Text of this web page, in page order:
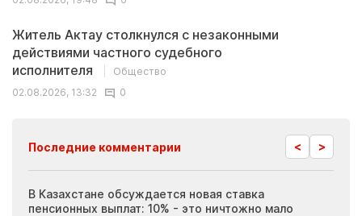
Житель Актау столкнулся с незаконными
действиями частного судебного
исполнителя
Общество
02.08.2026, 13:32
0
Последние комментарии < >
В Казахстане обсуждается новая ставка
пенсионных выплат: 10% - это ничтожно мало